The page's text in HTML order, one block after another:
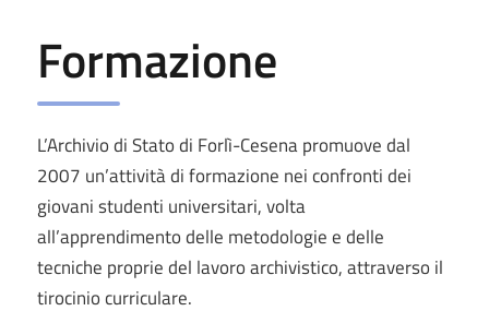
Formazione
L’Archivio di Stato di Forlì-Cesena promuove dal
2007 un’attività di formazione nei confronti dei
giovani studenti universitari, volta
all’apprendimento delle metodologie e delle
tecniche proprie del lavoro archivistico, attraverso il
tirocinio curriculare.